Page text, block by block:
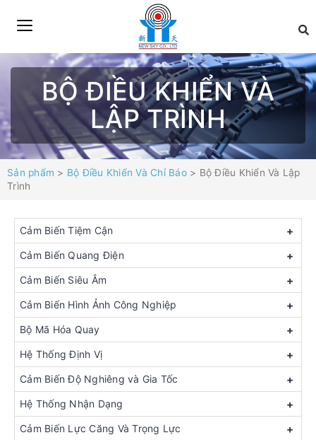
BỘ ĐIỀU KHIỂN VÀ
LẬP TRÌNH
Sản phẩm > Bộ Điều Khiển Và Chỉ Báo> Bộ Điều Khiển Và Lập
Trình
Cảm Biến Tiệm Cận +
Cảm Biến Quang Điện +
Cảm Biến Siêu Âm +
Cảm Biến Hình Ảnh Công Nghiệp +
Bộ Mã Hóa Quay +
Hệ Thống Định Vị +
Cảm Biến Độ Nghiêng và Gia Tốc +
Hệ Thống Nhận Dạng +
Cảm Biến Lực Căng Và Trọng Lực +